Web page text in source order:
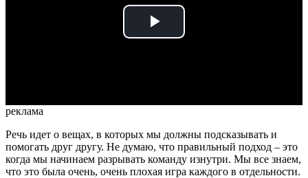
Play
реклама
Речь идет о вещах, в которых мы должны подсказывать и
помогать друг другу. Не думаю, что правильный подход – это
когда мы начинаем разрывать команду изнутри. Мы все знаем,
что это была очень, очень плохая игра каждого в отдельности.